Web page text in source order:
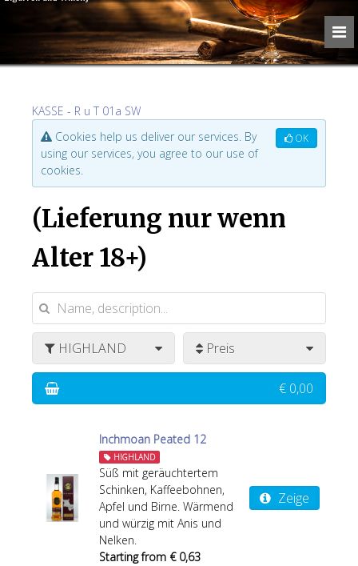
KASSE - R u T 01a SW
OK
Cookies help us deliver our services. By
using our services, you agree to our use of
cookies.
(Lieferung nur wenn
Alter 18+)
HIGHLAND Preis
€ 0,00
Inchmoan Peated 12
HIGHLAND
Süß mit geräuchtertem
Schinken, Kaffeebohnen,
Apfel und Birne. Wärmend
und würzig mit Anis und
Nelken.
Starting from € 0,63
Zeige